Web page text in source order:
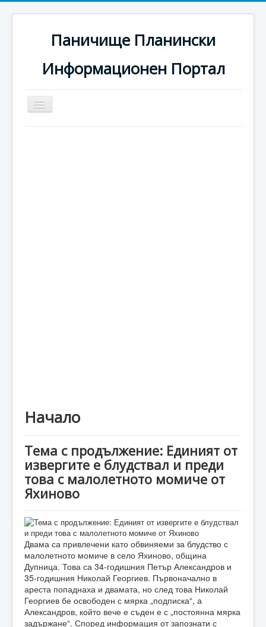
Паничище Планински
Информационен Портал
Превключи
навигация
Начало
Тема с продължение: Единият от
извергите е блудствал и преди
това с малолетното момиче от
Яхиново
Двама са привлечени като обвиняеми за блудство с
малолетното момиче в село Яхиново, община
Дупница. Това са 34-годишния Петър Александров и
35-годишния Николай Георгиев. Първоначално в
ареста попаднаха и двамата, но след това Николай
Георгиев бе освободен с мярка „подписка“, а
Александров, който вече е съден е с „постоянна мярка
задържане“. Според информация от запознати с